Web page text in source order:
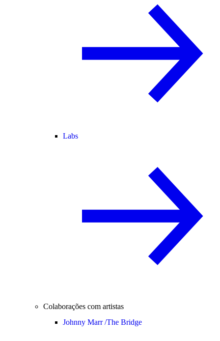
Labs
Colaborações com artistas
Johnny Marr /The Bridge